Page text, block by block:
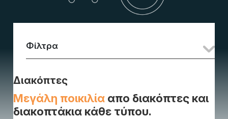
Φίλτρα
Διακόπτες
Μεγάλη ποικιλία απο διακόπτες και
διακοπτάκια κάθε τύπου.